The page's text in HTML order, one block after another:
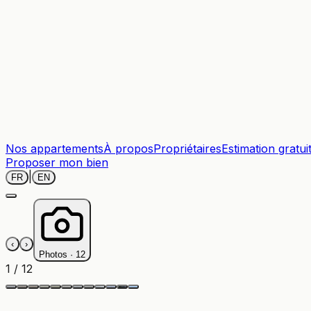
Nos appartementsÀ proposPropriétairesEstimation
Proposer mon bien
FR EN
‹
›
Photos · 12
1 / 12